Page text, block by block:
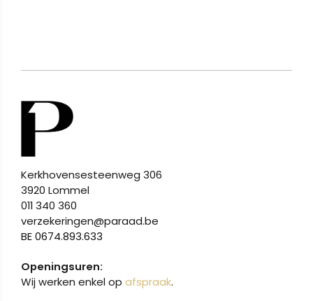
Kerkhovensesteenweg 306
3920 Lommel
011 340 360
verzekeringen@paraad.be
BE 0674.893.633
Openingsuren:
Wij werken enkel op afspraak.